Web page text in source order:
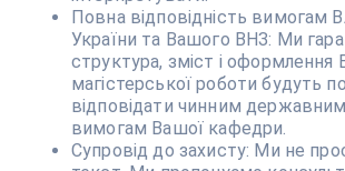
Повна відповідність
України та Вашого ВНЗ: Ми
структура, зміст і оформлення
магістерської роботи будуть
відповідати чинним
вимогам Вашої кафедри.
Супровід до захисту: Ми не